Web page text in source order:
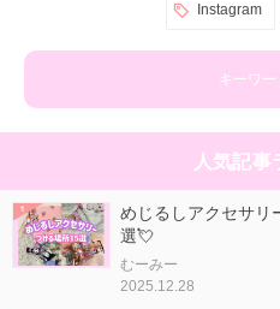
Instagram
キーワー
人気記事
めじるしアクセサリ
選💘
むーみー
2025.12.28